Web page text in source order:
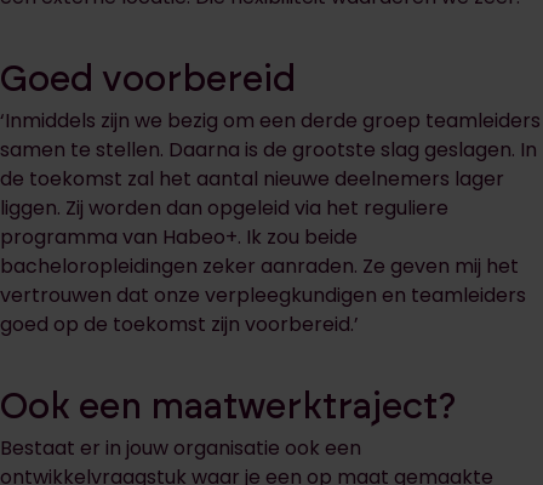
Goed voorbereid
‘Inmiddels zijn we bezig om een derde groep teamleiders
samen te stellen. Daarna is de grootste slag geslagen. In
de toekomst zal het aantal nieuwe deelnemers lager
liggen. Zij worden dan opgeleid via het reguliere
programma van Habeo+. Ik zou beide
bacheloropleidingen zeker aanraden. Ze geven mij het
vertrouwen dat onze verpleegkundigen en teamleiders
goed op de toekomst zijn voorbereid.’
Ook een maatwerktraject?
Bestaat er in jouw organisatie ook een
ontwikkelvraagstuk waar je een op maat gemaakte